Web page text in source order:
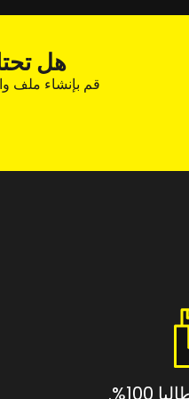
هل
قم بإنشاء ملف